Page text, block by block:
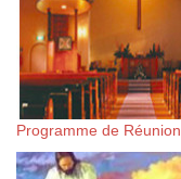
Programme de Réunion